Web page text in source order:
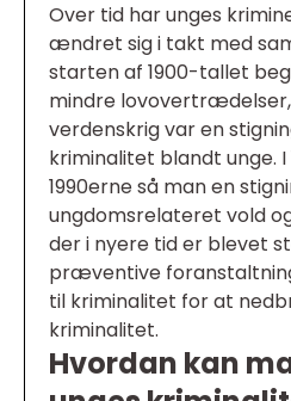
Over tid har unges
ændret sig i takt med
starten af 1900-tallet
mindre
verdenskrig var en
kriminalitet blandt unge. I
1990erne så man en
ungdomsrelateret vold
der i nyere tid er blevet
præventive
til kriminalitet for at
kriminalitet.
Hvordan kan